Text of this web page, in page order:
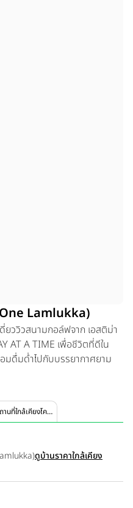
Lamlukka)
ยววิวสนามกอล์ฟจาก เอสติม่า
AT A TIME เพื่อชีวิตที่ดีใน
ดื่มด่ำไปกับบรรยากาศยาม
านที่ใกล้เคียงโครงการ
ดูบ้านราคาใกล้เคียง